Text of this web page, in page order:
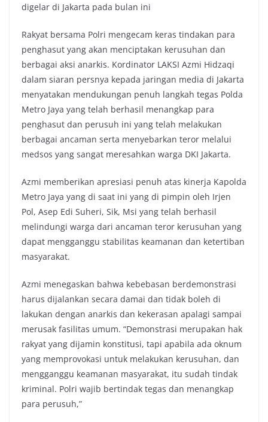
digelar di Jakarta pada bulan ini
Rakyat bersama Polri mengecam keras tindakan para
penghasut yang akan menciptakan kerusuhan dan
berbagai aksi anarkis. Kordinator LAKSI Azmi Hidzaqi
dalam siaran persnya kepada jaringan media di Jakarta
menyatakan mendukungan penuh langkah tegas Polda
Metro Jaya yang telah berhasil menangkap para
penghasut dan perusuh ini yang telah melakukan
berbagai ancaman serta menyebarkan teror melalui
medsos yang sangat meresahkan warga DKI Jakarta.
Azmi memberikan apresiasi penuh atas kinerja Kapolda
Metro Jaya yang di saat ini yang di pimpin oleh Irjen
Pol, Asep Edi Suheri, Sik, Msi yang telah berhasil
melindungi warga dari ancaman teror kerusuhan yang
dapat mengganggu stabilitas keamanan dan ketertiban
masyarakat.
Azmi menegaskan bahwa kebebasan berdemonstrasi
harus dijalankan secara damai dan tidak boleh di
lakukan dengan anarkis dan kekerasan apalagi sampai
merusak fasilitas umum. “Demonstrasi merupakan hak
rakyat yang dijamin konstitusi, tapi apabila ada oknum
yang memprovokasi untuk melakukan kerusuhan, dan
mengganggu keamanan masyarakat, itu sudah tindak
kriminal. Polri wajib bertindak tegas dan menangkap
para perusuh,”